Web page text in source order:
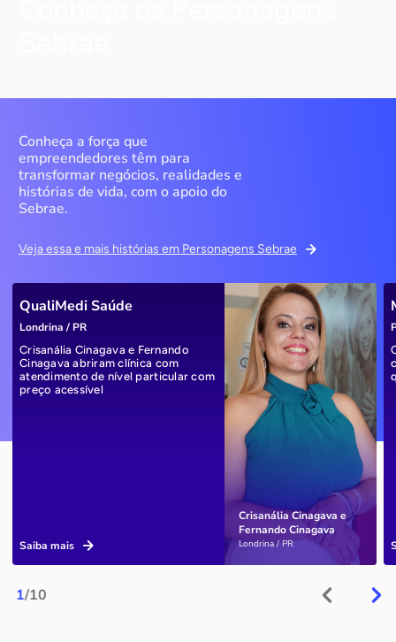
Conheça a força que
empreendedores têm para
transformar negócios, realidades e
histórias de vida, com o apoio do
Sebrae.
Veja essa e mais histórias em Personagens Sebrae
1/10
Crisanália Cinagava e
Fernando Cinagava
Londrina / PR
QualiMedi Saúde
Londrina / PR
Crisanália Cinagava e Fernando
Cinagava abriram clínica com
atendimento de nível particular com
preço acessível
Saiba mais